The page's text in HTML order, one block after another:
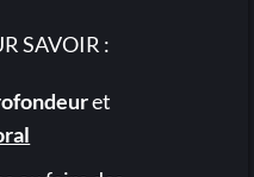
SAVOIR :
et